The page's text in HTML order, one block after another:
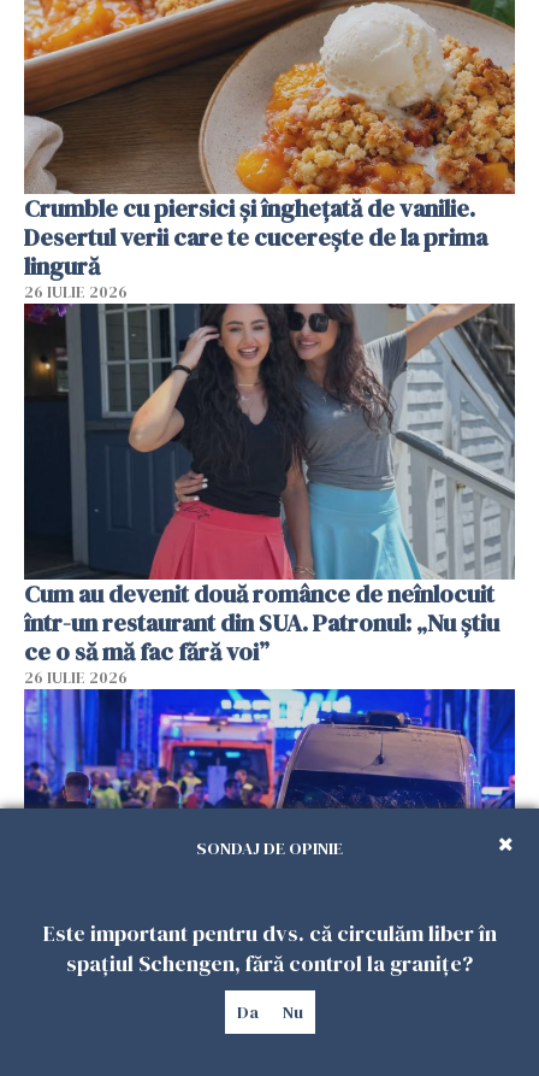
Crumble cu piersici și înghețată de vanilie.
Desertul verii care te cucerește de la prima
lingură
26 IULIE 2026
Cum au devenit două românce de neînlocuit
într-un restaurant din SUA. Patronul: „Nu știu
ce o să mă fac fără voi”
26 IULIE 2026
Teroare la Berlin, în timpul Gay Pride: o dubiță
a intrat în mulțime. Un mort și 15 răniți
SONDAJ DE OPINIE
Este important pentru dvs. că circulăm liber în
spațiul Schengen, fără control la granițe?
Da Nu